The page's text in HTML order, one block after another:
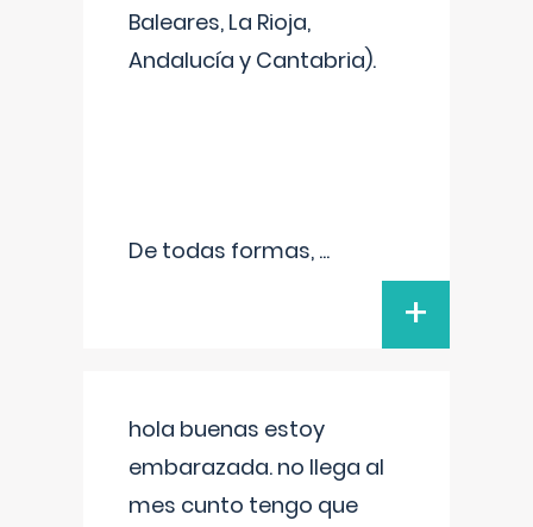
Baleares, La Rioja,
Andalucía y Cantabria).
De todas formas, ...
+
hola buenas estoy
embarazada. no llega al
mes cunto tengo que